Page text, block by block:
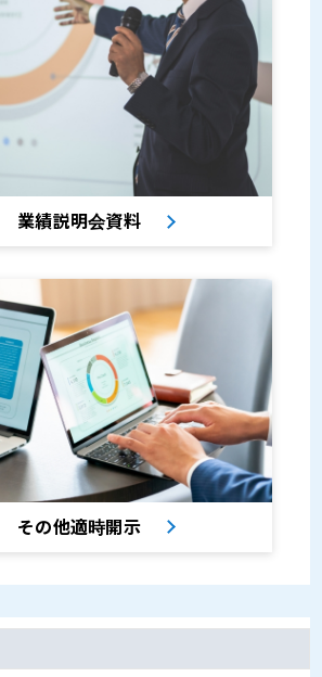
業績説明会資料
その他適時開示